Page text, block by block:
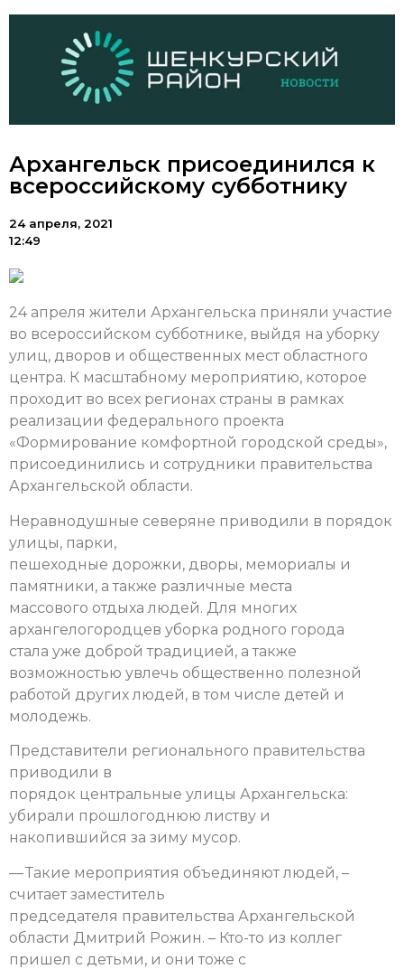
Архангельск присоединился к
всероссийскому субботнику
24 апреля, 2021
12:49
24 апреля жители Архангельска приняли участие
во всероссийском субботнике, выйдя на уборку
улиц, дворов и общественных мест областного
центра. К масштабному мероприятию, которое
проходит во всех регионах страны в рамках
реализации федерального проекта
«Формирование комфортной городской среды»,
присоединились и сотрудники правительства
Архангельской области.
Неравнодушные северяне приводили в порядок
улицы, парки,
пешеходные дорожки, дворы, мемориалы и
памятники, а также различные места
массового отдыха людей. Для многих
архангелогородцев уборка родного города
стала уже доброй традицией, а также
возможностью увлечь общественно полезной
работой других людей, в том числе детей и
молодежь.
Представители регионального правительства
приводили в
порядок центральные улицы Архангельска:
убирали прошлогоднюю листву и
накопившийся за зиму мусор.
— Такие мероприятия объединяют людей, –
считает заместитель
председателя правительства Архангельской
области Дмитрий Рожин. – Кто-то из коллег
пришел с детьми, и они тоже с